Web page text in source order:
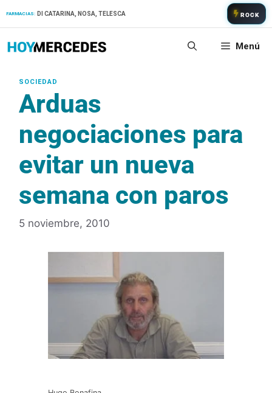
FARMACIAS: DI CATARINA, NOSA, TELESCA ROCK
Menú
Arduas
negociaciones para
evitar un nueva
semana con paros
5 noviembre, 2010